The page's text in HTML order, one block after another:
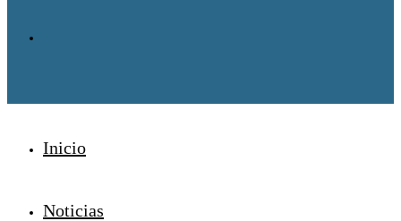
Inicio
Noticias